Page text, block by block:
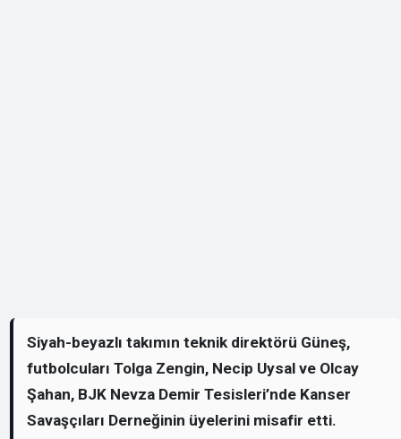
Siyah-beyazlı takımın teknik direktörü Güneş,
futbolcuları Tolga Zengin, Necip Uysal ve Olcay
Şahan, BJK Nevza Demir Tesisleri’nde Kanser
Savaşçıları Derneğinin üyelerini misafir etti.